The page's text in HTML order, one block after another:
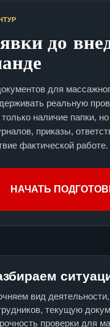
до
для
реальную
наличие папки, но
приказы,
фактической работе.
НАЧАТЬ
вид
текущую
проверки для